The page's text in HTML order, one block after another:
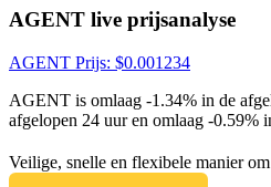
AGENT live prijsanalyse
AGENT Prijs: $0.001234
AGENT is omlaag -1.34% in de
afgelopen 24 uur en omlaag -0.59%
Veilige, snelle en flexibele manier